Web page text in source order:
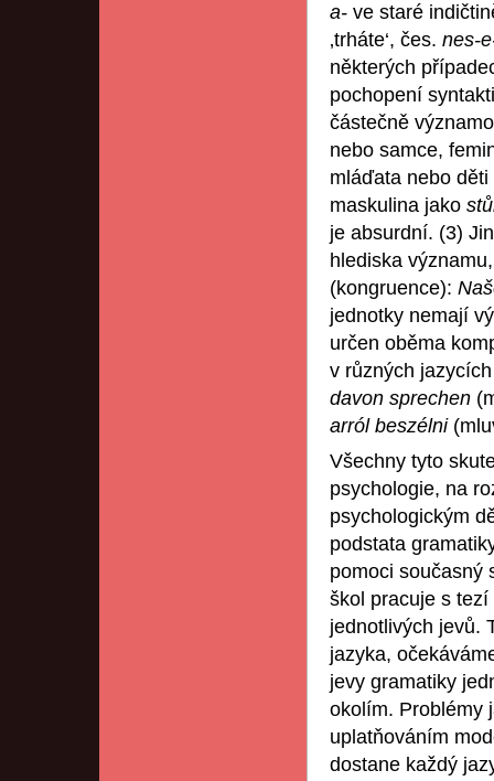
a- ve staré
‚trháte‘, čes. nes-
některých
pochopení
částečně
nebo samce,
mláďata nebo
maskulina jako
je absurdní. (3)
hlediska
(kongruence):
jednotky nemají
určen oběma
v různých
davon sprechen
arról beszélni
Všechny tyto
psychologie, na
psychologickým
podstata
pomoci současný
škol pracuje s
jednotlivých jevů.
jazyka,
jevy gramatiky
okolím. Problémy
uplatňováním
dostane každý